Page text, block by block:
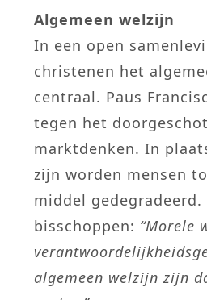
Algemeen welzijn
In een open
christenen het
centraal. Paus
tegen het
marktdenken. In
zijn worden mensen
middel gedegradeerd.
bisschoppen: “Morele
algemeen welzijn zijn